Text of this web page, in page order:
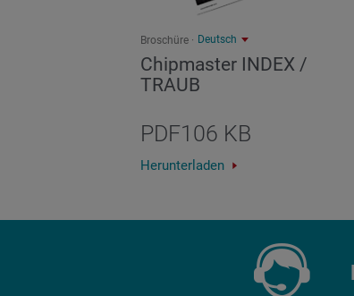
Broschüre Deutsch
Chipmaster INDEX /
TRAUB
PDF106 KB
Herunterladen